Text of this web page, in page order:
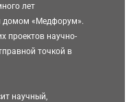
лет
домом «Медфорум».
проектов научно-
точкой в
научный,